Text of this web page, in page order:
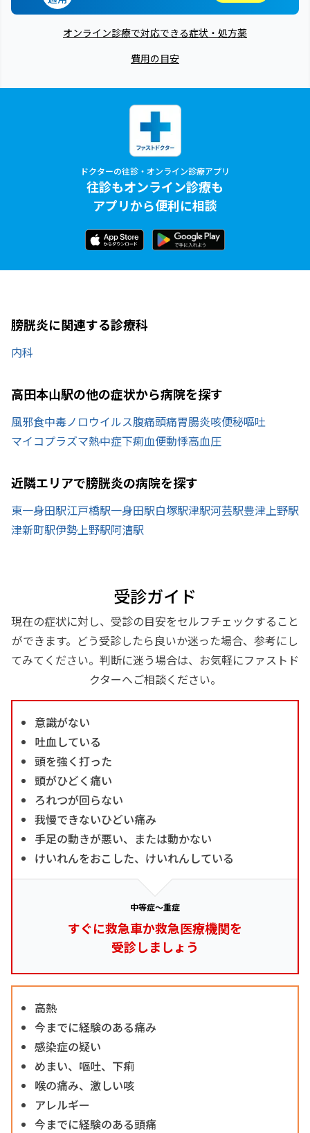
オンライン診療で対応できる症状・処方薬
費用の目安
ドクターの往診・オンライン診療アプリ
往診もオンライン診療も
アプリから便利に相談
膀胱炎に関連する診療科
内科
高田本山駅の他の症状から病院を探す
風邪食中毒ノロウイルス腹痛頭痛胃腸炎咳便秘嘔吐
マイコプラズマ熱中症下痢血便動悸高血圧
近隣エリアで膀胱炎の病院を探す
東一身田駅江戸橋駅一身田駅白塚駅津駅河芸駅豊津上野駅
津新町駅伊勢上野駅阿漕駅
受診ガイド
現在の症状に対し、受診の目安をセルフチェックすること
ができます。どう受診したら良いか迷った場合、参考にし
てみてください。判断に迷う場合は、お気軽にファストド
クターへご相談ください。
意識がない
吐血している
頭を強く打った
頭がひどく痛い
ろれつが回らない
我慢できないひどい痛み
手足の動きが悪い、または動かない
けいれんをおこした、けいれんしている
中等症～重症
すぐに救急車か救急医療機関を
受診しましょう
高熱
今までに経験のある痛み
感染症の疑い
めまい、嘔吐、下痢
喉の痛み、激しい咳
アレルギー
今までに経験のある頭痛